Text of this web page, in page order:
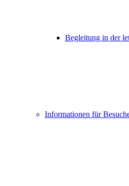
Begleitung in der
Informationen für